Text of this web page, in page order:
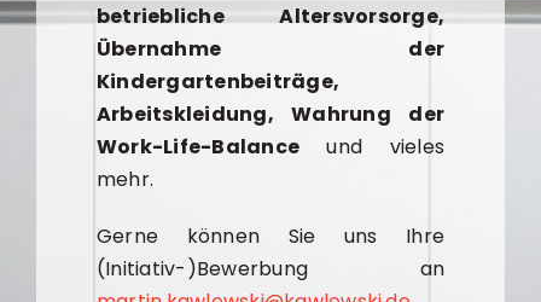
betriebliche Altersvorsorge,
Übernahme der
Kindergartenbeiträge,
Arbeitskleidung, Wahrung der
Work-Life-Balance und vieles
mehr.
Gerne können Sie uns Ihre
(Initiativ-)Bewerbung an